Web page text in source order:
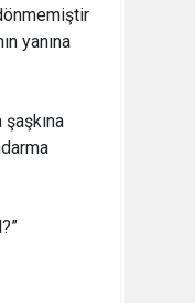
yanına
şaşkına